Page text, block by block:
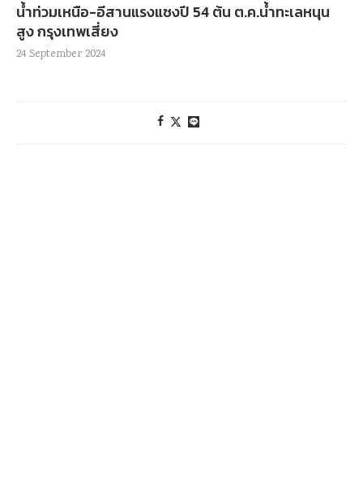
น้ำท่วมเหนือ-อีสานแรงแซงปี 54 ต้น ต.ค.น้ำทะเลหนุน
สูง กรุงเทพเสี่ยง
24 September 2024